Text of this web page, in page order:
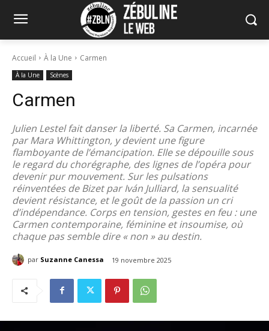
Accueil À la Une Carmen
À la Une Scènes
Carmen
Julien Lestel fait danser la liberté. Sa Carmen, incarnée
par Mara Whittington, y devient une figure
flamboyante de l’émancipation. Elle se dépouille sous
le regard du chorégraphe, des lignes de l’opéra pour
devenir pur mouvement. Sur les pulsations
réinventées de Bizet par Iván Julliard, la sensualité
devient résistance, et le goût de la passion un cri
d’indépendance. Corps en tension, gestes en feu : une
Carmen contemporaine, féminine et insoumise, où
chaque pas semble dire « non » au destin.
par Suzanne Canessa 19 novembre 2025